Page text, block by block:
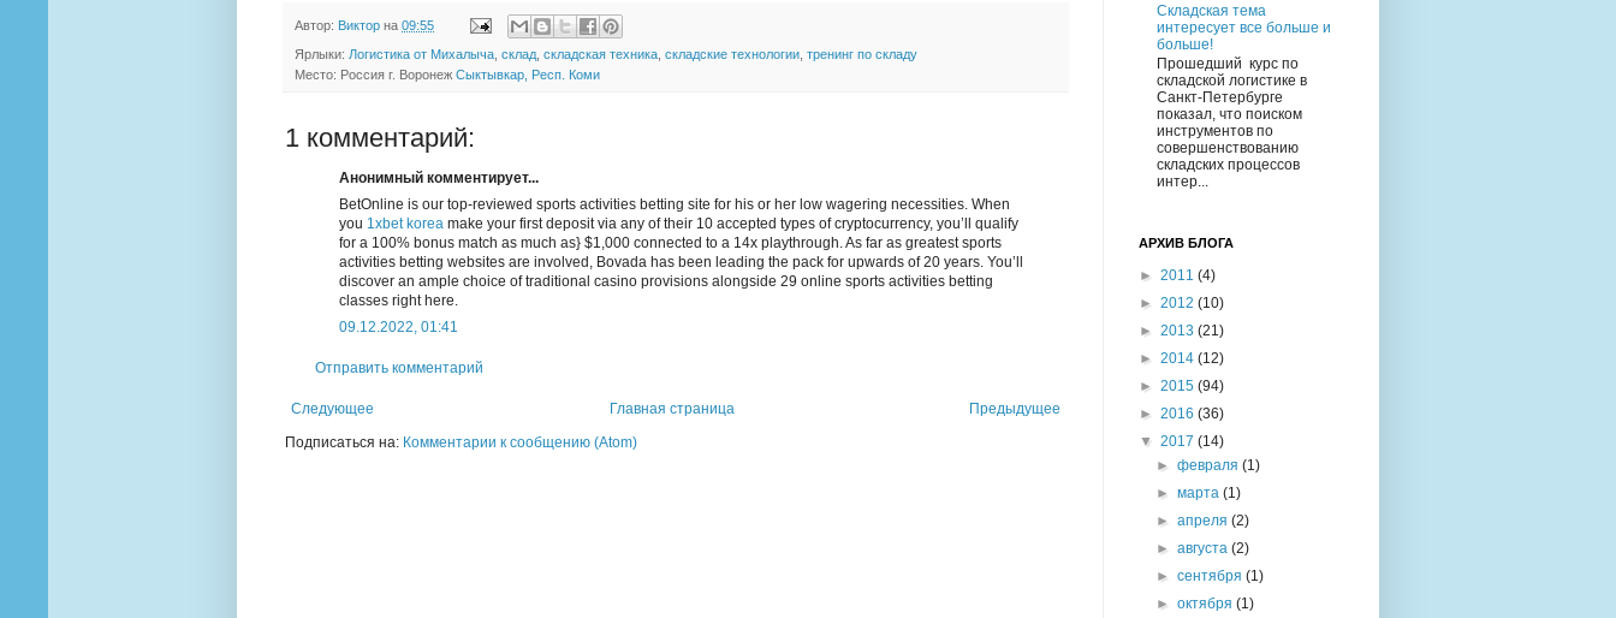
Автор: Виктор на 09:55
Ярлыки: Логистика от Михалыча склад складская техника складские технологии тренинг по складу
Место: Россия г. Воронеж Сыктывкар, Респ. Коми
1 комментарий:
Анонимный комментирует...
BetOnline is our top-reviewed sports activities betting site for his or her low wagering necessities. When
you 1xbet korea make your first deposit via any of their 10 accepted types of cryptocurrency, you’ll qualify
for a 100% bonus match as much as} $1,000 connected to a 14x playthrough. As far as greatest sports
activities betting websites are involved, Bovada has been leading the pack for upwards of 20 years. You’ll
discover an ample choice of traditional casino provisions alongside 29 online sports activities betting
classes right here.
09.12.2022, 01:41
Отправить комментарий
Следующее Предыдущее
Главная страница
Подписаться на: Комментарии к сообщению (Atom)
Складская тема
интересует все больше и
больше!
Прошедший курс по
складской логистике в
Санкт-Петербурге
показал, что поиском
инструментов по
совершенствованию
складских процессов
интер...
АРХИВ БЛОГА
► 2011 (4)
► 2012 (10)
► 2013 (21)
► 2014 (12)
► 2015 (94)
► 2016 (36)
▼ 2017 (14)
►февраля(1)
►марта(1)
►апреля(2)
►августа(2)
►сентября(1)
►октября(1)